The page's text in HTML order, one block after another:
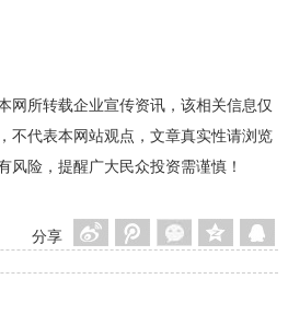
网所转载企业宣传资讯，该相关信息仅
不代表本网站观点，文章真实性请浏览
风险，提醒广大民众投资需谨慎！
分享